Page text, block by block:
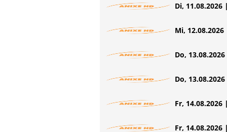
Di, 11.08.2026
Mi,
Do,
Do,
Fr, 14.08.2026
Fr, 14.08.2026